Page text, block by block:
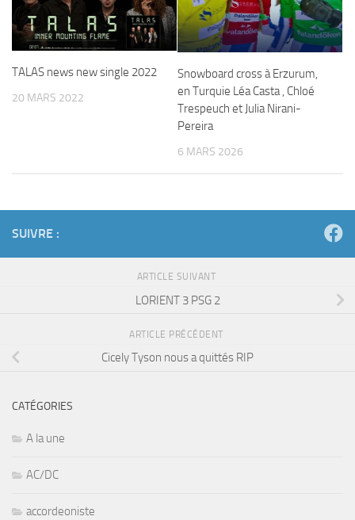
TALAS news new single 2022
20 MARS 2022
Snowboard cross à Erzurum,
en Turquie Léa Casta , Chloé
Trespeuch et Julia Nirani-
Pereira
6 MARS 2026
SUIVRE :
ARTICLE SUIVANT
LORIENT 3 PSG 2
ARTICLE PRÉCÉDENT
Cicely Tyson nous a quittés RIP
CATÉGORIES
A la une
AC/DC
accordeoniste